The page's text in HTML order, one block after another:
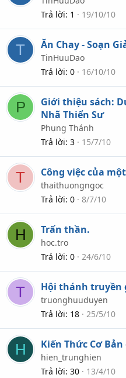
Trả lời 1 19/10/10
T Ăn Chay - Soạn
TinHuuDao
Trả lời 0 16/10/10
P
Giới thiệu sách:
Nhã Thiển Sư
Phụng Thánh
Trả lời 3 15/7/10
T Công việc của
thaithuongngoc
Trả lời 0 8/7/10
H Trấn thần.
hoc.tro
Trả lời 0 24/6/10
T Hội thánh truyền
truonghuuduyen
Trả lời 18 25/5/10
H Kiến Thức Cơ
hien_trunghien
Trả lời 30 13/4/10